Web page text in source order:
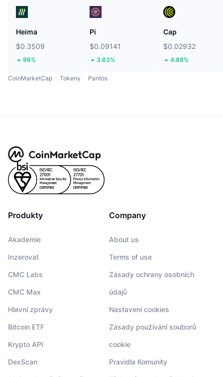
Heima
$0.3509
96%
Pi
$0.09141
3.63%
Cap
$0.02932
4.88%
CoinMarketCap Tokeny Pantos
Produkty
Akademie
Inzerovat
CMC Labs
CMC Max
Hlavní zprávy
Bitcoin ETF
Krypto API
DexScan
Company
About us
Terms of use
Zásady ochrany osobních
údajů
Nastavení cookies
Zásady používání souborů
cookie
Pravidla Komunity